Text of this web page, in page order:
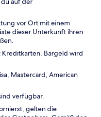
vor Ort mit einem
dieser Unterkunft ihren
Bargeld wird
Mastercard, American
verfügbar.
gelten die